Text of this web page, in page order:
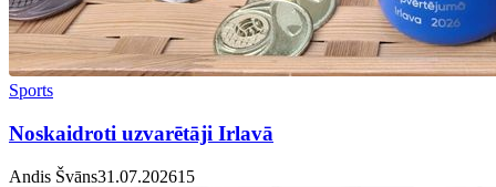
Sports
Noskaidroti uzvarētāji Irlavā
Andis Švāns31.07.20261 5